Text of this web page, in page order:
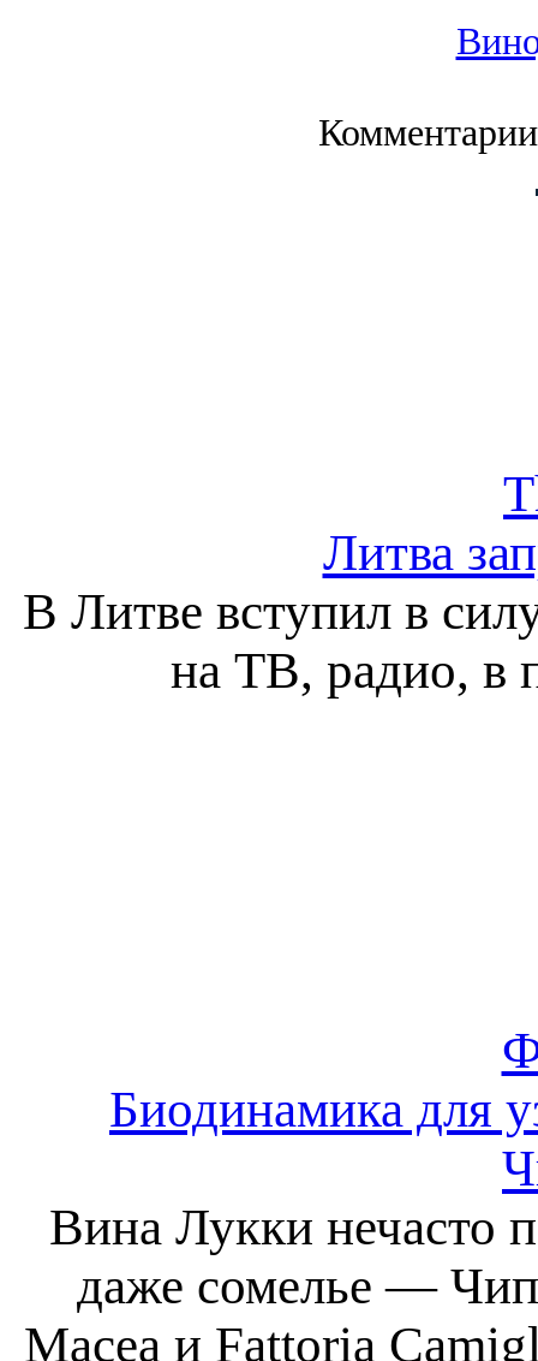
Литва
В Литве вступил в
на ТВ, радио, в
Биодинамика для
Вина Лукки нечасто
даже сомелье —
Macea и Fattoria